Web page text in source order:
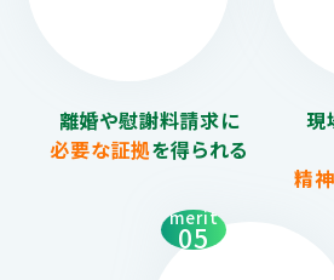
離婚や慰謝料請求に
必要な証拠を得られる
現
精
merit
05